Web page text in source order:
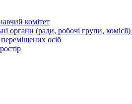
комітет
органи (ради, робочі групи, комісії)
осіб